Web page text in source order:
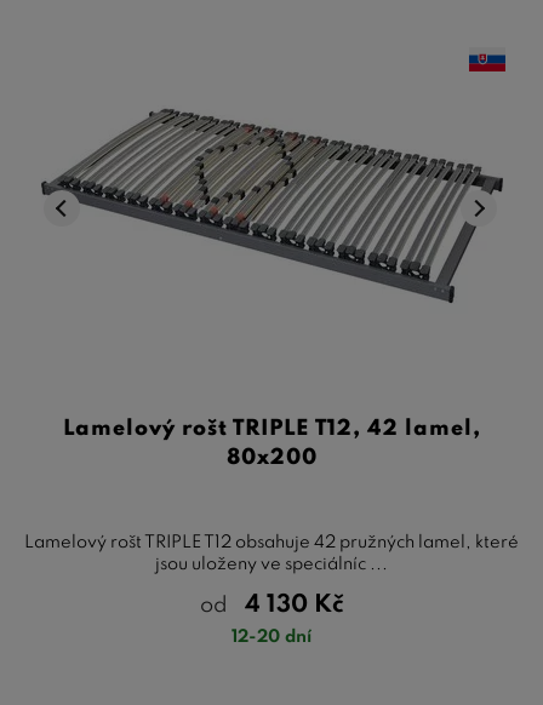
Lamelový rošt TRIPLE T12, 42 lamel,
80x200
Lamelový rošt TRIPLE T12 obsahuje 42 pružných lamel, které
jsou uloženy ve speciálníc ...
od 4 130 Kč
12-20 dní